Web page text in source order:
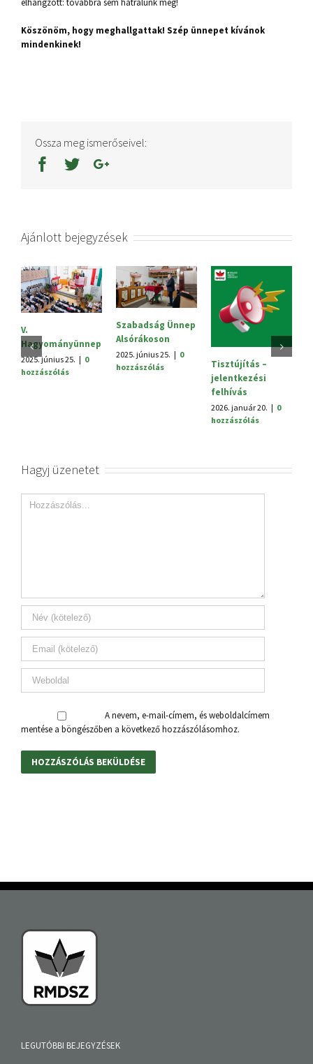
elhangzott: továbbra sem hátrálunk meg!
Köszönöm, hogy meghallgattak! Szép ünnepet kívánok
mindenkinek!
Ossza meg ismerőseivel:
Ajánlott bejegyzések
V.
Hagyományünnep
2025. június 25. | 0
hozzászólás
Szabadság Ünnep
Alsórákoson
2025. június 25. | 0
hozzászólás
Tisztújítás –
jelentkezési
felhívás
2026. január 20. | 0
hozzászólás
Hagyj üzenetet
A nevem, e-mail-címem, és weboldalcímem
mentése a böngészőben a következő hozzászólásomhoz.
LEGUTÓBBI BEJEGYZÉSEK